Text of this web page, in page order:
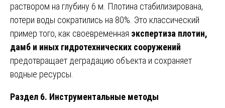
раствором на глубину 6 м. Плотина стабилизирована,
потери воды сократились на 80%. Это классический
пример того, как своевременная экспертиза плотин,
дамб и иных гидротехнических сооружений
предотвращает деградацию объекта и сохраняет
водные ресурсы.
Раздел 6. Инструментальные методы